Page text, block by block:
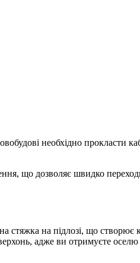
необхідно прокласти
що дозволяє швидко
стяжка на підлозі, що
адже ви отримуєте